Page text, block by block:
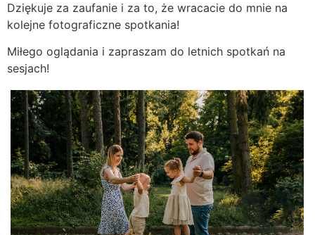
Dziękuje za zaufanie i za to, że wracacie do mnie na
kolejne fotograficzne spotkania!
Miłego oglądania i zapraszam do letnich spotkań na
sesjach!